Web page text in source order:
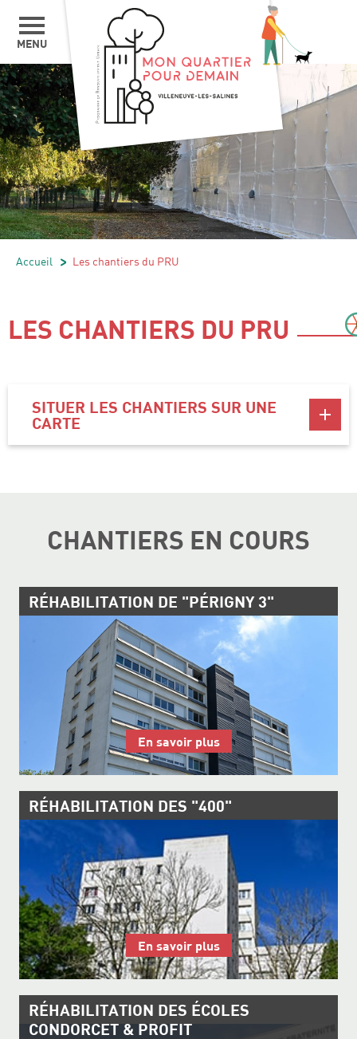
MENU
Accueil Les chantiers du PRU
LES CHANTIERS DU PRU
SITUER LES CHANTIERS SUR UNE
CARTE
CHANTIERS EN COURS
RÉHABILITATION DE "PÉRIGNY 3"
En savoir plus
RÉHABILITATION DES "400"
En savoir plus
RÉHABILITATION DES ÉCOLES
CONDORCET & PROFIT